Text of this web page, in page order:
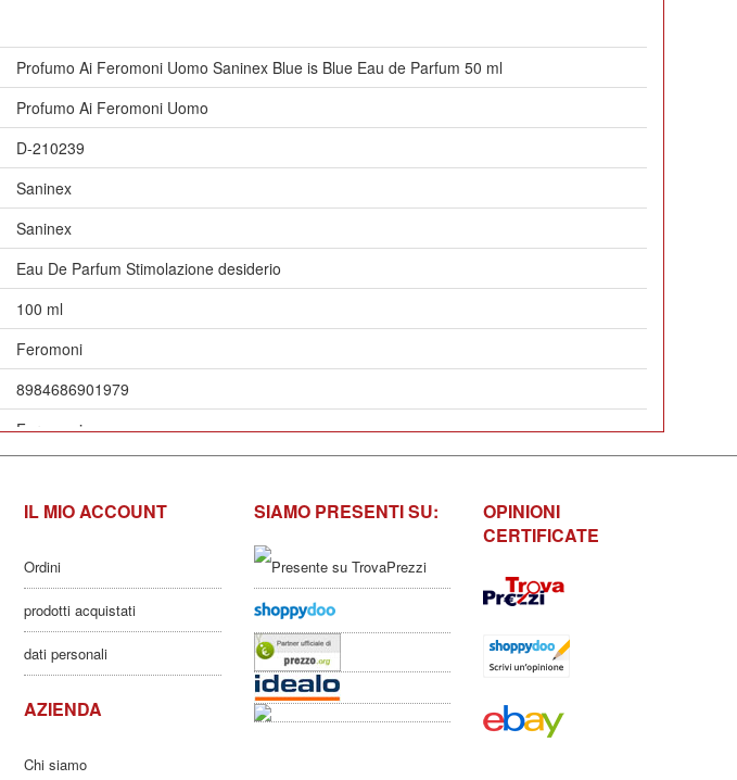
Profumo Ai Feromoni Uomo Saninex Blue is Blue Eau de Parfum 50 ml
Profumo Ai Feromoni Uomo
D-210239
Saninex
Saninex
Eau De Parfum Stimolazione desiderio
100 ml
Feromoni
8984686901979
Feromoni
Corpo
1
8,00 x 8,00 x 10,50
0,00067
,340
IL MIO ACCOUNT
Ordini
prodotti acquistati
dati personali
AZIENDA
Chi siamo
SIAMO PRESENTI SU:
OPINIONI
CERTIFICATE